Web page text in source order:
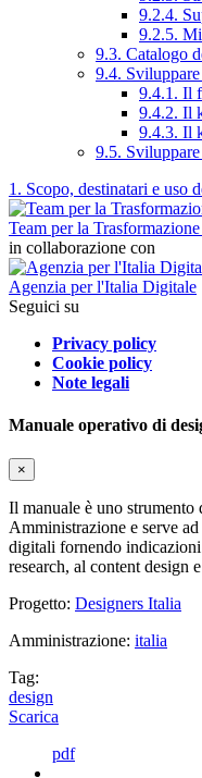
9.2.4.
9.2.5.
9.3. Catalogo
9.4.
9.4.1. Il
9.4.2. Il
9.4.3. Il
9.5.
1. Scopo, destinatari e uso
Team per la
in collaborazione con
Agenzia per l'Italia Digitale
Seguici su
Privacy policy
Cookie policy
Note legali
Manuale operativo di
×
Il manuale è uno
Amministrazione e serve
digitali fornendo
research, al content design
Progetto: Designers Italia
Amministrazione: italia
Tag:
design
Scarica
pdf